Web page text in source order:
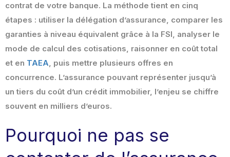
contrat de votre banque. La méthode tient en cinq
étapes : utiliser la délégation d’assurance, comparer les
garanties à niveau équivalent grâce à la FSI, analyser le
mode de calcul des cotisations, raisonner en coût total
et en TAEA, puis mettre plusieurs offres en
concurrence. L’assurance pouvant représenter jusqu’à
un tiers du coût d’un crédit immobilier, l’enjeu se chiffre
souvent en milliers d’euros.
Pourquoi ne pas se